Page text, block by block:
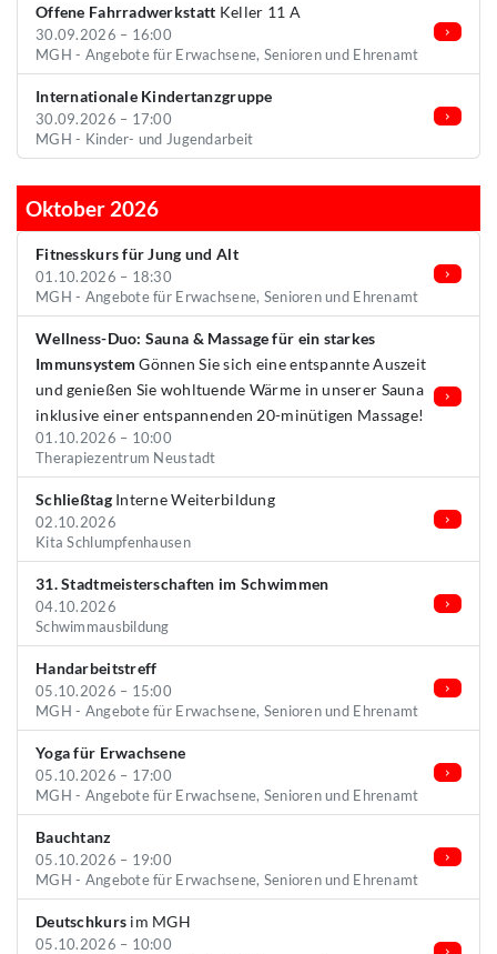
Offene Fahrradwerkstatt Keller 11 A
30.09.2026 – 16:00
MGH - Angebote für Erwachsene, Senioren und Ehrenamt
Internationale Kindertanzgruppe
30.09.2026 – 17:00
MGH - Kinder- und Jugendarbeit
Oktober 2026
Fitnesskurs für Jung und Alt
01.10.2026 – 18:30
MGH - Angebote für Erwachsene, Senioren und Ehrenamt
Wellness-Duo: Sauna & Massage für ein starkes
Immunsystem Gönnen Sie sich eine entspannte Auszeit
und genießen Sie wohltuende Wärme in unserer Sauna
inklusive einer entspannenden 20-minütigen Massage!
01.10.2026 – 10:00
Therapiezentrum Neustadt
SchließtagInterne Weiterbildung
02.10.2026
Kita Schlumpfenhausen
31. Stadtmeisterschaften im Schwimmen
04.10.2026
Schwimmausbildung
Handarbeitstreff
05.10.2026 – 15:00
MGH - Angebote für Erwachsene, Senioren und Ehrenamt
Yoga für Erwachsene
05.10.2026 – 17:00
MGH - Angebote für Erwachsene, Senioren und Ehrenamt
Bauchtanz
05.10.2026 – 19:00
MGH - Angebote für Erwachsene, Senioren und Ehrenamt
Deutschkurs im MGH
05.10.2026 – 10:00